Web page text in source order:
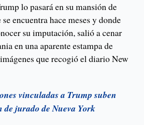
lo pasará en su mansión de
encuentra hace meses y donde
su imputación, salió a cenar
en una aparente estampa de
que recogió el diario New
vinculadas a Trump suben
de jurado de Nueva York